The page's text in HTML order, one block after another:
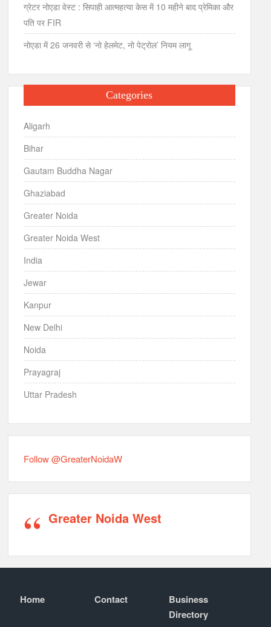
ग्रेटर नोएडा वेस्ट : सिपाही आत्महत्या केस में 10 महीने बाद प्रेमिका और
पति पर FIR
नोएडा में 26 जनवरी से ‘नो हेलमेट, नो पेट्रोल’ नियम लागू
Categories
Aligarh
Bihar
Gautam Buddha Nagar
Ghaziabad
Greater Noida
Greater Noida West
India
Jewar
Kanpur
New Delhi
Noida
Prayagraj
Uttar Pradesh
Follow @GreaterNoidaW
Greater Noida West
Home Contact
Business
Directory